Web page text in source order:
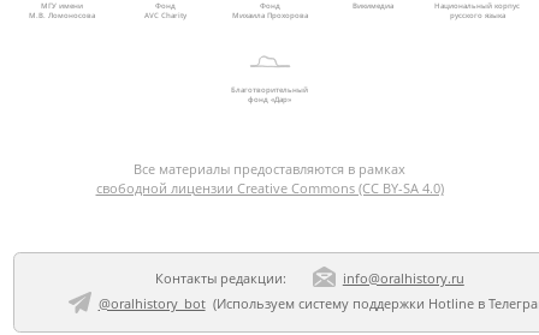
МГУ имени
М.В. Ломоносова
Фонд
AVC Charity
Фонд
Михаила Прохорова
Викимедиа
Национальный корпус
русского языка
Благотворительный
фонд «Дар»
Все материалы предоставляются в рамках
свободной лицензии Creative Commons (CC BY-SA 4.0)
Контакты редакции:
info@oralhistory.ru
@oralhistory_bot(Используем систему поддержки Hotline в